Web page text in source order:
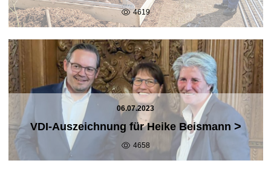
4619
06.07.2023
VDI-Auszeichnung für Heike Beismann >
4658